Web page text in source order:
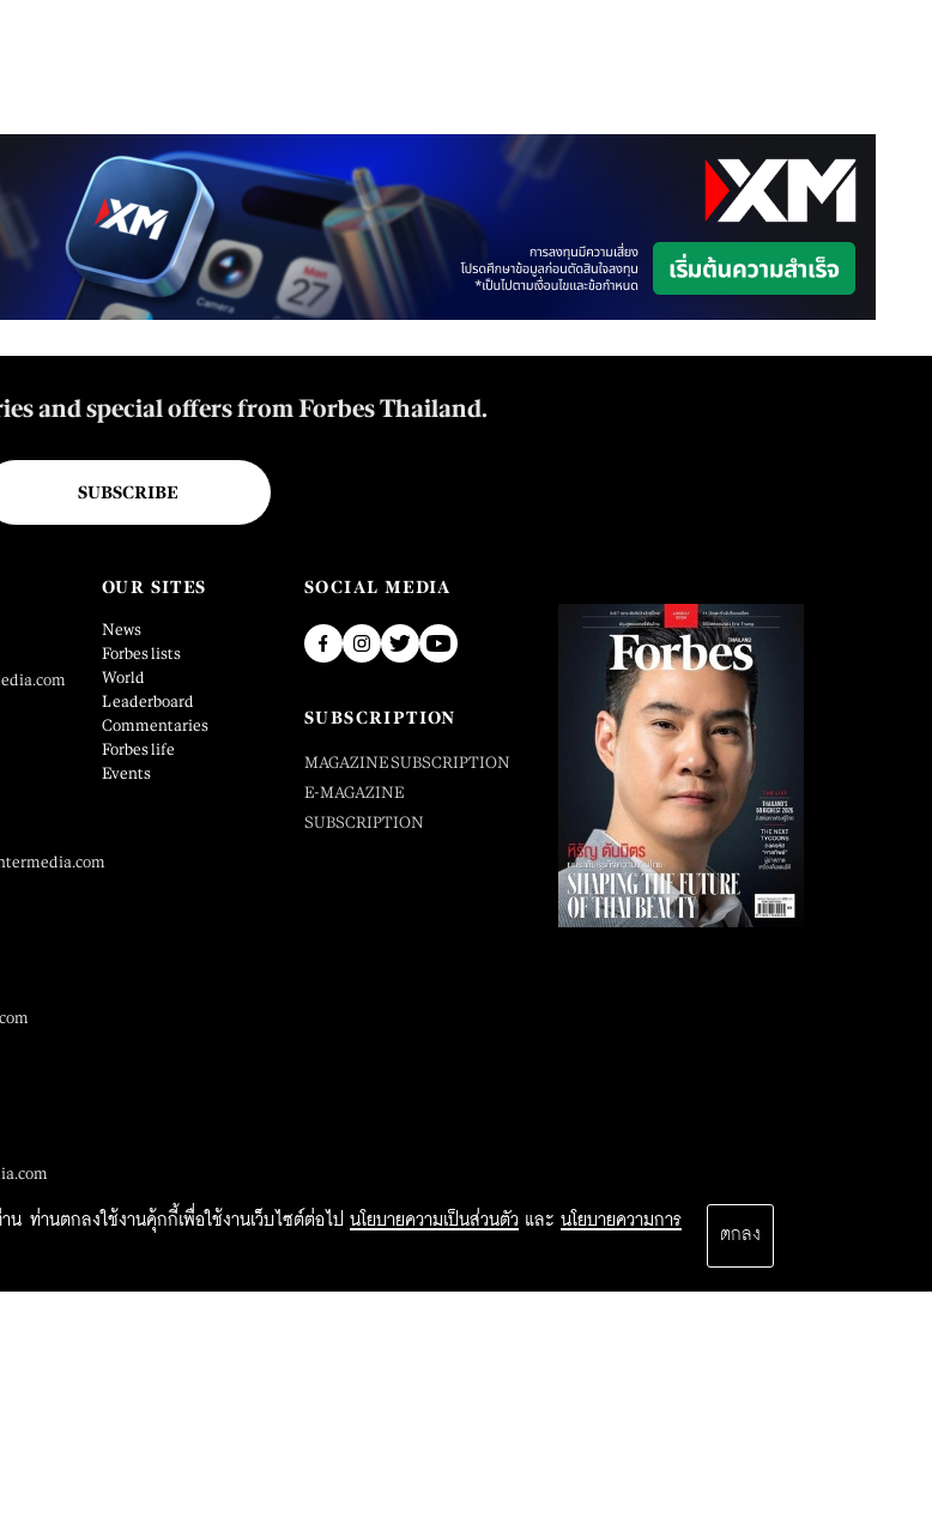
ท่านตกลงใช้งานคุ้กกี้เพื่อใช้งานเว็บไซต์ต่อไป นโยบายความเป็นส่วนตัว และ นโยบายความการ
ตกลง
and special offers from Forbes Thailand.
SUBSCRIBE
OUR SITES
News
Forbes lists
World
Leaderboard
Commentaries
Forbes life
Events
SOCIAL MEDIA
SUBSCRIPTION
MAGAZINE SUBSCRIPTION
E-MAGAZINE
SUBSCRIPTION